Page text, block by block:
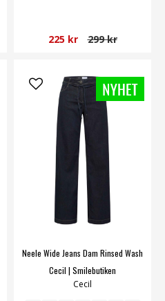
225 kr 299 kr
Neele Wide Jeans Dam Rinsed Wash
Cecil | Smilebutiken
Cecil